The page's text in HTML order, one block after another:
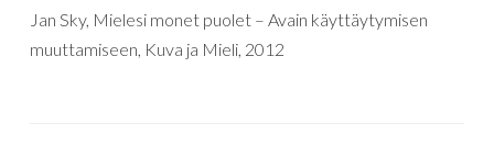
Jan Sky, Mielesi monet puolet – Avain käyttäytymisen
muuttamiseen, Kuva ja Mieli, 2012